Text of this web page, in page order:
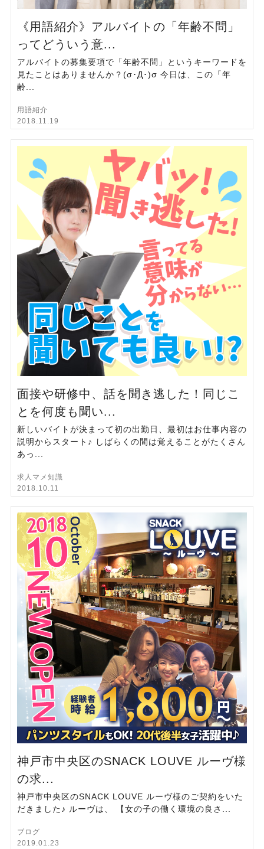
《用語紹介》アルバイトの「年齢不問」
ってどういう意...
アルバイトの募集要項で「年齢不問」というキーワードを
見たことはありませんか？(σ･Д･)σ 今日は、この「年
齢...
用語紹介
2018.11.19
面接や研修中、話を聞き逃した！同じこ
とを何度も聞い...
新しいバイトが決まって初の出勤日、最初はお仕事内容の
説明からスタート♪ しばらくの間は覚えることがたくさん
あっ...
求人マメ知識
2018.10.11
神戸市中央区のSNACK LOUVE ルーヴ様
の求...
神戸市中央区のSNACK LOUVE ルーヴ様のご契約をいた
だきました♪ ルーヴは、 【女の子の働く環境の良さ...
ブログ
2019.01.23